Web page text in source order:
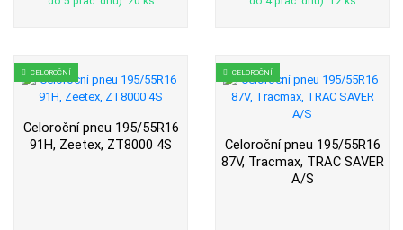
CELOROČNÍ
Celoroční pneu 195/55R16
91H, Zeetex, ZT8000 4S
CELOROČNÍ
Celoroční pneu 195/55R16
87V, Tracmax, TRAC SAVER
A/S